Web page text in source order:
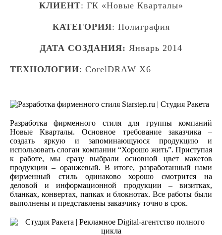
КЛИЕНТ: ГК «Новые Кварталы»
КАТЕГОРИЯ: Полиграфия
ДАТА СОЗДАНИЯ: Январь 2014
ТЕХНОЛОГИИ: CorelDRAW X6
Разработка фирменного стиля для группы компаний
Новые Кварталы. Основное требование заказчика –
создать яркую и запоминающуюся продукцию и
использовать слоган компании “Хорошо жить”. Приступая
к работе, мы сразу выбрали основной цвет макетов
продукции – оранжевый. В итоге, разработанный нами
фирменный стиль одинаково хорошо смотрится на
деловой и информационной продукции – визитках,
бланках, конвертах, папках и блокнотах. Все работы были
выполнены и представлены заказчику точно в срок.